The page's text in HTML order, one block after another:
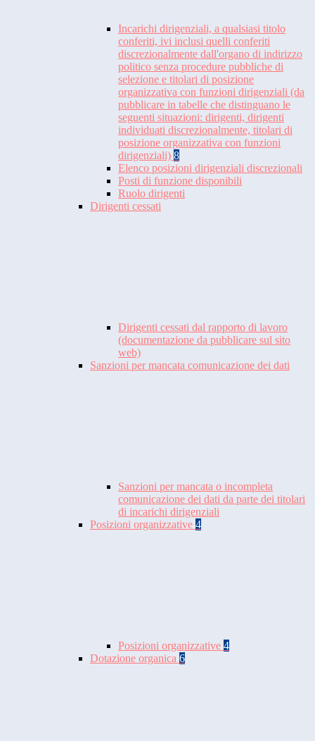
Incarichi dirigenziali, a qualsiasi titolo
conferiti, ivi inclusi quelli conferiti
discrezionalmente dall'organo di indirizzo
politico senza procedure pubbliche di
selezione e titolari di posizione
organizzativa con funzioni dirigenziali (da
pubblicare in tabelle che distinguano le
seguenti situazioni: dirigenti, dirigenti
individuati discrezionalmente, titolari di
posizione organizzativa con funzioni
dirigenziali) 8
Elenco posizioni dirigenziali discrezionali
Posti di funzione disponibili
Ruolo dirigenti
Dirigenti cessati
Dirigenti cessati dal rapporto di lavoro
(documentazione da pubblicare sul sito
web)
Sanzioni per mancata comunicazione dei dati
Sanzioni per mancata o incompleta
comunicazione dei dati da parte dei titolari
di incarichi dirigenziali
Posizioni organizzative 4
Posizioni organizzative 4
Dotazione organica 6